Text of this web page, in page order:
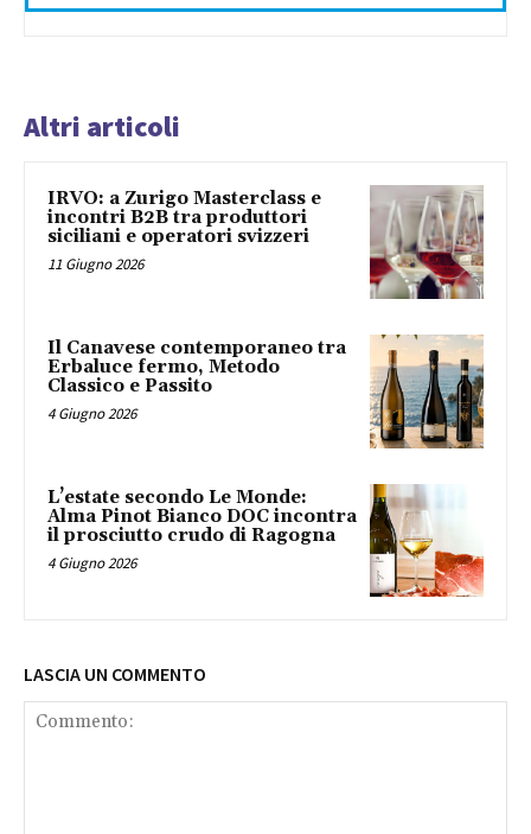
Altri articoli
IRVO: a Zurigo Masterclass e
incontri B2B tra produttori
siciliani e operatori svizzeri
11 Giugno 2026
Il Canavese contemporaneo tra
Erbaluce fermo, Metodo
Classico e Passito
4 Giugno 2026
L’estate secondo Le Monde:
Alma Pinot Bianco DOC incontra
il prosciutto crudo di Ragogna
4 Giugno 2026
LASCIA UN COMMENTO